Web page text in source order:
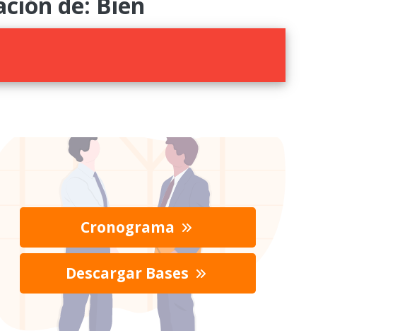
Cronograma
Descargar Bases